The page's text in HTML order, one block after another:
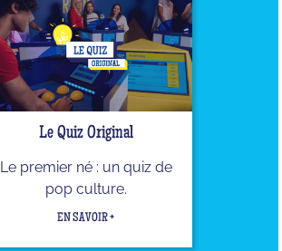
Le Quiz Original
Le premier né : un quiz de
pop culture.
EN SAVOIR +